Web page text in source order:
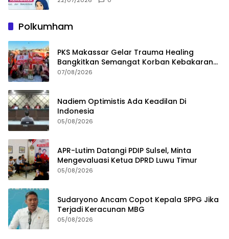
Polkumham
PKS Makassar Gelar Trauma Healing
Bangkitkan Semangat Korban Kebakaran
Tallo
07/08/2026
Nadiem Optimistis Ada Keadilan Di
Indonesia
05/08/2026
APR-Lutim Datangi PDIP Sulsel, Minta
Mengevaluasi Ketua DPRD Luwu Timur
05/08/2026
Sudaryono Ancam Copot Kepala SPPG Jika
Terjadi Keracunan MBG
05/08/2026